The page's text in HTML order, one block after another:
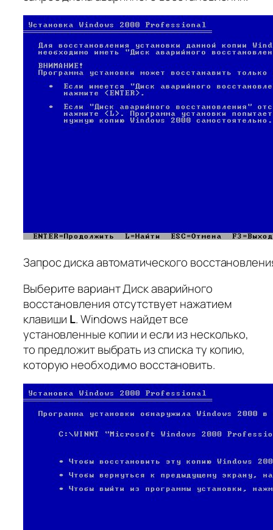
Запрос диска автоматического
Выберите вариантДиск аварийного
восстановления отсутствуетнажатием
клавиши L. Windows найдет все
установленные копии и если из несколько,
то предложит выбрать из списка ту копию,
которую необходимо восстановить.